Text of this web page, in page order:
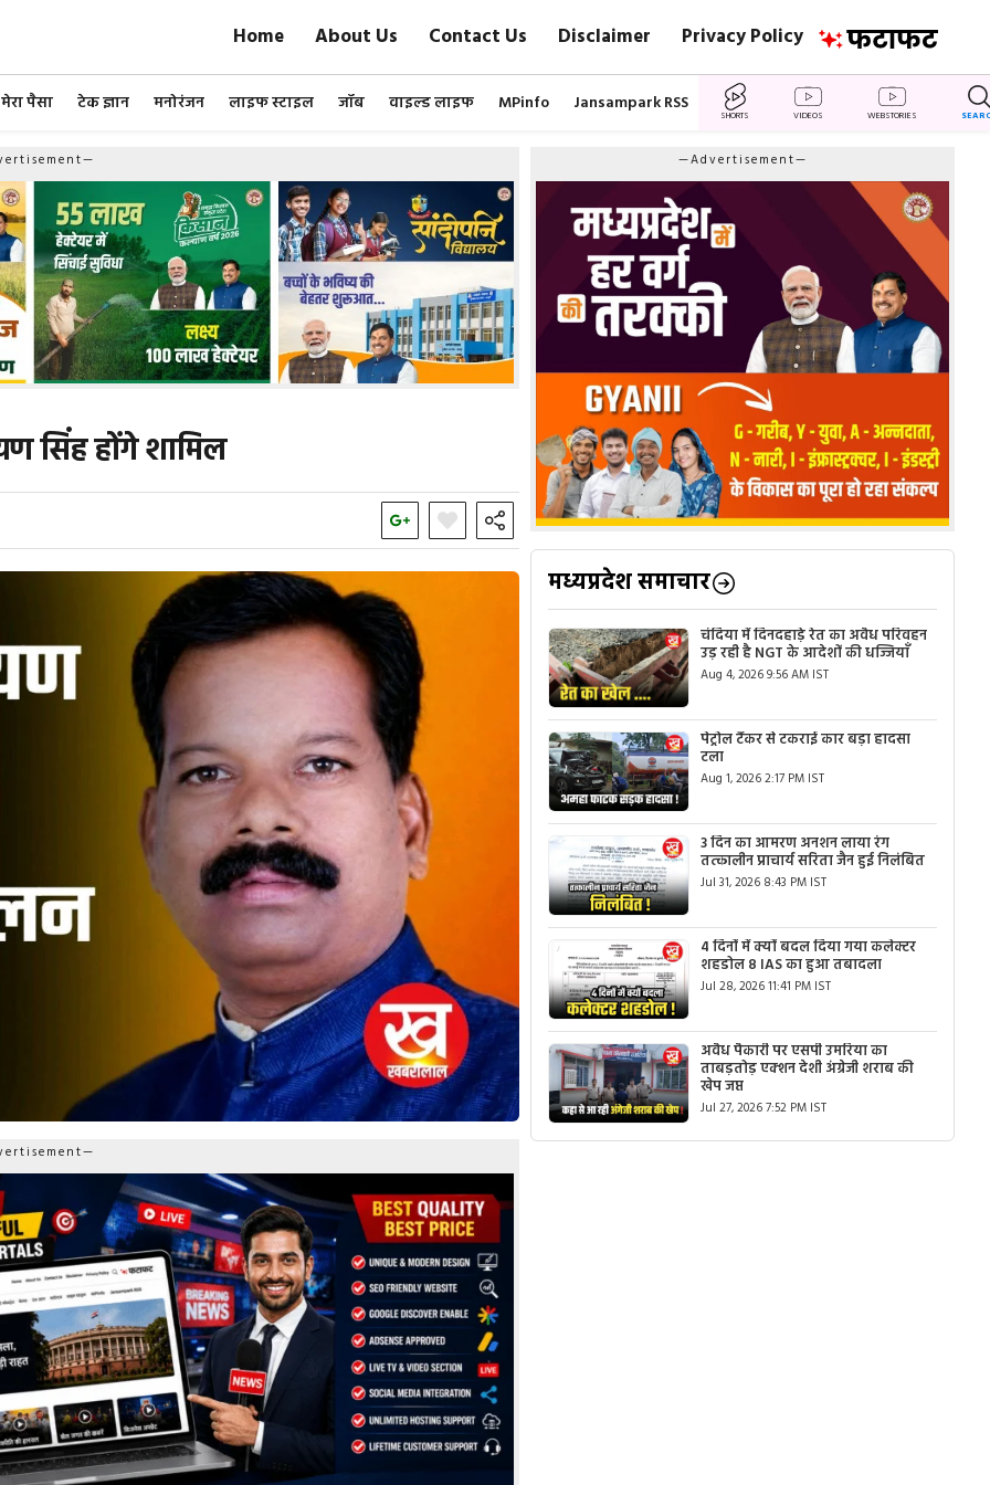
Home About Us Contact Us Disclaimer Privacy Policy
मेरा पैसा टेक ज्ञान मनोरंजन लाइफ स्टाइल जॉब वाइल्ड लाइफ MPinfo Jansampark RSS
SHORTS VIDEOS WEBSTORIES
सिंह होंगे शामिल
—Advertisement—
मध्यप्रदेश समाचार
चंदिया में दिनदहाड़े रेत का अवैध परिवहन
उड़ रही है NGT के आदेशों की धज्जियाँ
Aug 4, 2026 9:56 AM IST
पेट्रोल टैंकर से टकराई कार बड़ा हादसा
टला
Aug 1, 2026 2:17 PM IST
3 दिन का आमरण अनशन लाया रंग
तत्कालीन प्राचार्य सरिता जैन हुई निलंबित
Jul 31, 2026 8:43 PM IST
4 दिनों में क्यों बदल दिया गया कलेक्टर
शहडोल 8 IAS का हुआ तबादला
Jul 28, 2026 11:41 PM IST
अवैध पैकारी पर एसपी उमरिया का
ताबड़तोड़ एक्शन देशी अंग्रेजी शराब की
खेप जप्त
Jul 27, 2026 7:52 PM IST